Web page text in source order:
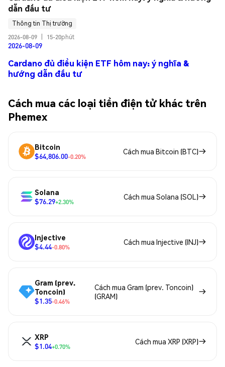
dẫn đầu tư
Thông tin Thị trường
2026-08-09
15-20phút
2026-08-09
Cardano đủ điều kiện ETF hôm nay: ý nghĩa &
hướng dẫn đầu tư
Cách mua các loại tiền điện tử khác trên
Phemex
Bitcoin
$64,806.00-0.20%
Cách mua Bitcoin (BTC)
Solana
$76.29+2.30%
Cách mua Solana (SOL)
Injective
$4.44-0.80%
Cách mua Injective (INJ)
Gram (prev.
Toncoin)
$1.35-0.46%
Cách mua Gram (prev. Toncoin)
(GRAM)
XRP
$1.04+0.70%
Cách mua XRP (XRP)